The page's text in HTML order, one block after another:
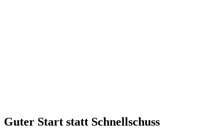
Guter Start statt Schnellschuss